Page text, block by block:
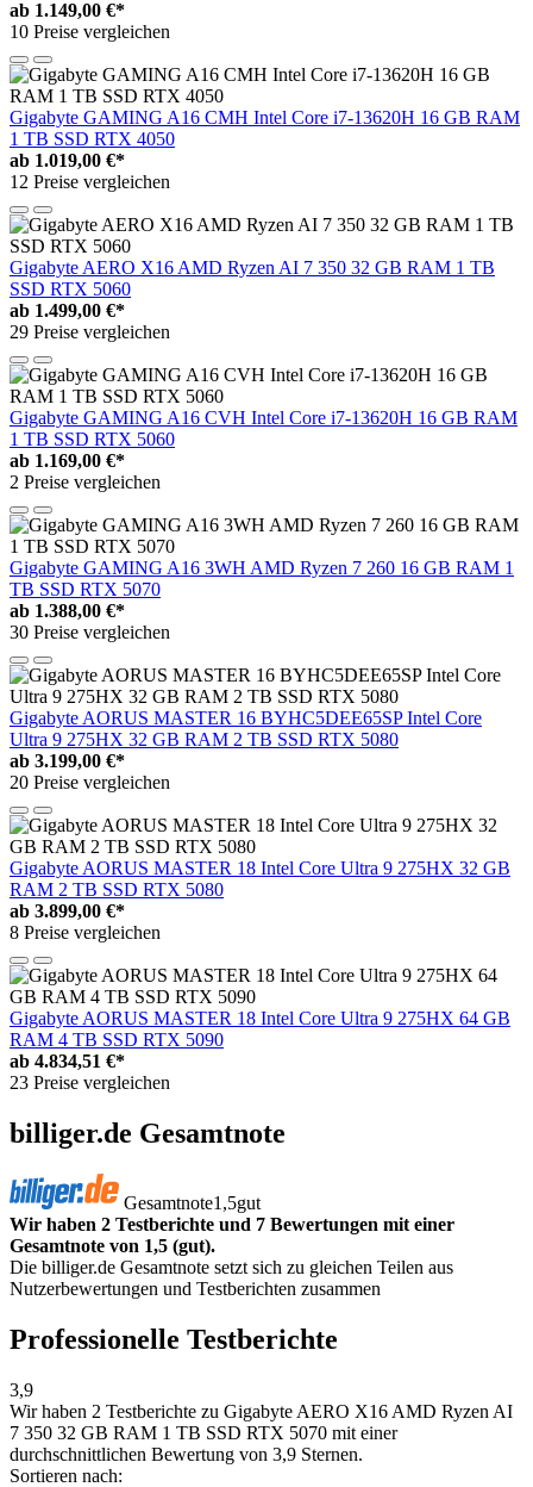
ab 1.149,00 €*
10 Preise vergleichen
Gigabyte GAMING A16 CMH Intel Core i7-13620H 16 GB RAM
1 TB SSD RTX 4050
ab 1.019,00 €*
12 Preise vergleichen
Gigabyte AERO X16 AMD Ryzen AI 7 350 32 GB RAM 1 TB
SSD RTX 5060
ab 1.499,00 €*
29 Preise vergleichen
Gigabyte GAMING A16 CVH Intel Core i7-13620H 16 GB RAM
1 TB SSD RTX 5060
ab 1.169,00 €*
2 Preise vergleichen
Gigabyte GAMING A16 3WH AMD Ryzen 7 260 16 GB RAM 1
TB SSD RTX 5070
ab 1.388,00 €*
30 Preise vergleichen
Gigabyte AORUS MASTER 16 BYHC5DEE65SP Intel Core
Ultra 9 275HX 32 GB RAM 2 TB SSD RTX 5080
ab 3.199,00 €*
20 Preise vergleichen
Gigabyte AORUS MASTER 18 Intel Core Ultra 9 275HX 32 GB
RAM 2 TB SSD RTX 5080
ab 3.899,00 €*
8 Preise vergleichen
Gigabyte AORUS MASTER 18 Intel Core Ultra 9 275HX 64 GB
RAM 4 TB SSD RTX 5090
ab 4.834,51 €*
23 Preise vergleichen
billiger.de Gesamtnote
Gesamtnote1,5gut
Wir haben 2 Testberichte und 7 Bewertungen mit einer
Gesamtnote von 1,5 (gut).
Die billiger.de Gesamtnote setzt sich zu gleichen Teilen aus
Nutzerbewertungen und Testberichten zusammen
Professionelle Testberichte
3,9
Wir haben 2 Testberichte zu Gigabyte AERO X16 AMD Ryzen AI
7 350 32 GB RAM 1 TB SSD RTX 5070 mit einer
durchschnittlichen Bewertung von 3,9 Sternen.
Sortieren nach: